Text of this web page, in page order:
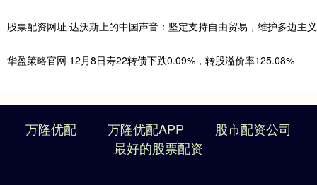
股票配资网址 达沃斯上的中国声音：坚定支持自由贸易，维护多边主义
华盈策略官网 12月8日寿22转债下跌0.09%，转股溢价率125.08%
万隆优配 万隆优配APP
股市配资公司
最好的股票配资